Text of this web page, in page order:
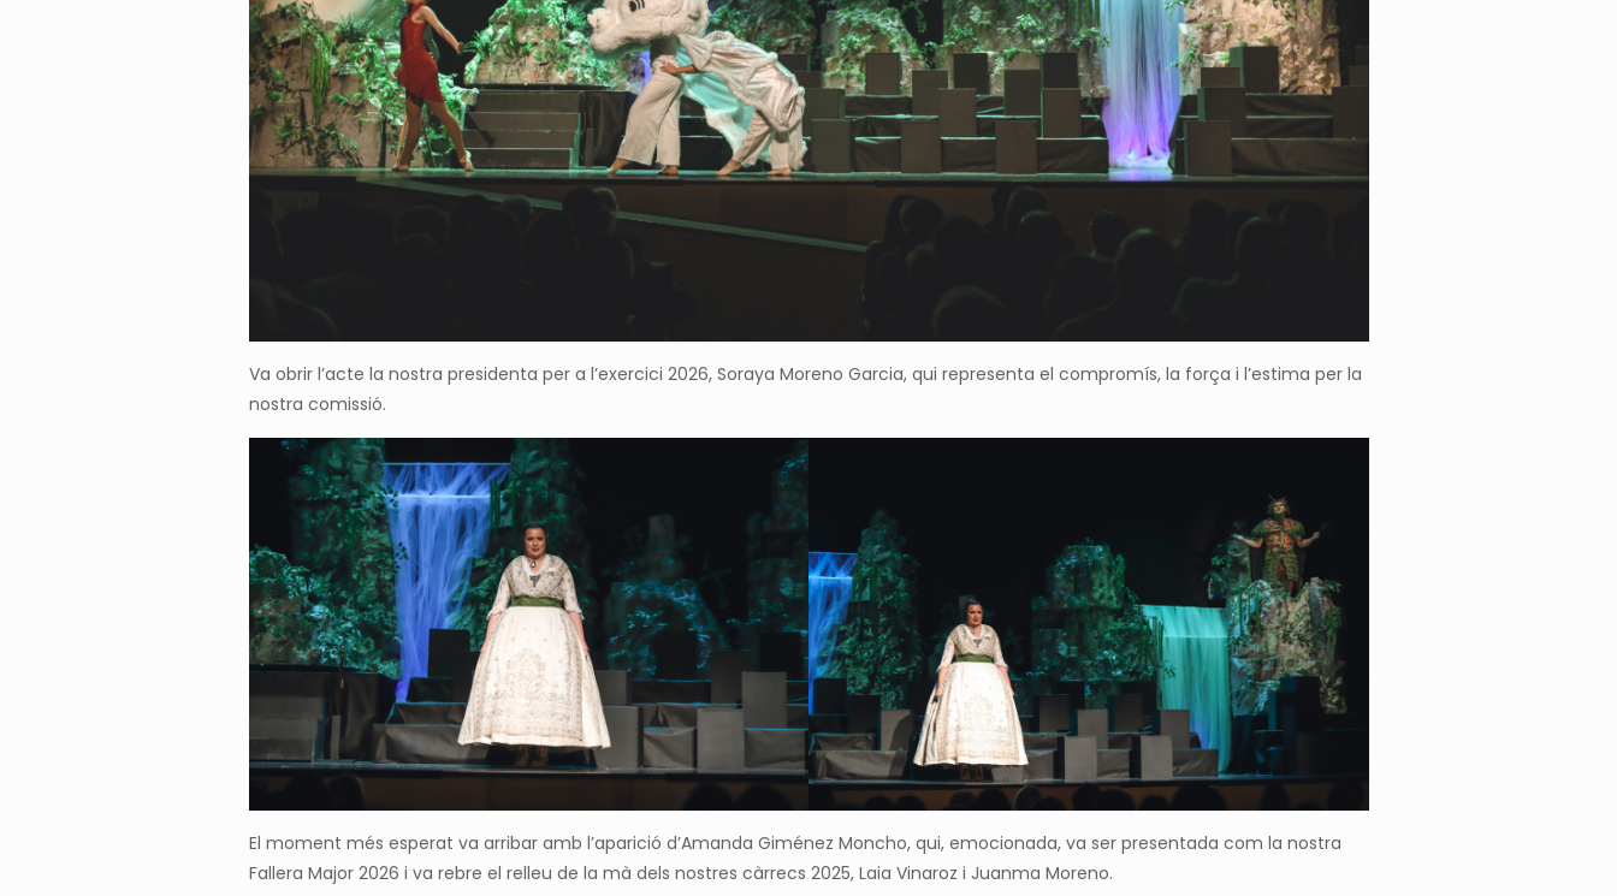
Va obrir l’acte la nostra presidenta per a l’exercici 2026, Soraya Moreno Garcia, qui representa el compromís, la força i l’estima per la
nostra comissió.
El moment més esperat va arribar amb l’aparició d’Amanda Giménez Moncho, qui, emocionada, va ser presentada com la nostra
Fallera Major 2026 i va rebre el relleu de la mà dels nostres càrrecs 2025, Laia Vinaroz i Juanma Moreno.